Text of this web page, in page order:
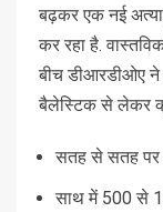
बढ़कर एक नई
कर रहा है.
बीच डीआरडीओए ने
बैलेस्टिक से लेकर
सतह से सतह पर
साथ में 500 से